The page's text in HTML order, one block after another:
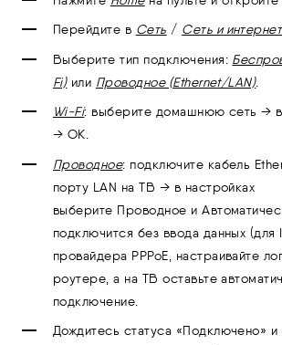
Перейдите в Сеть / Сеть и интернет
Выберите тип подключения:
Fi)или Проводное (Ethernet/LAN).
Wi-Fi: выберите домашнюю сеть →
→ ОК.
Проводное: подключите кабель
порту LAN на ТВ → в настройках
выберите Проводное и
подключится без ввода данных (для
провайдера PPPoE, настраивайте
роутере, а на ТВ оставьте
подключение.
Дождитесь статуса «Подключено» и